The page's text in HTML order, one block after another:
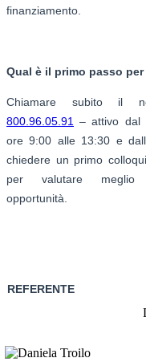
finanziamento.
Qual è il primo passo
Chiamare subito il
800.96.05.91
– attivo dal
ore 9:00 alle 13:30 e
chiedere un primo
per valutare meglio
opportunità.
REFERENTE